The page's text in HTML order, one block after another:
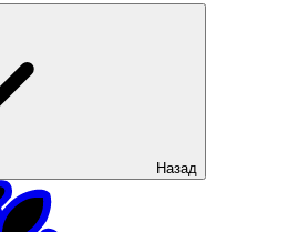
Назад